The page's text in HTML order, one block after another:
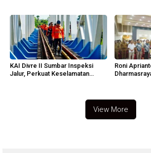
KAI Divre II Sumbar Inspeksi
Jalur, Perkuat Keselamatan
Roni
View More